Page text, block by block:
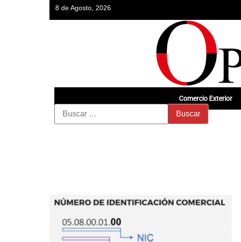
8 de Agosto, 2026
Comercio Exterior